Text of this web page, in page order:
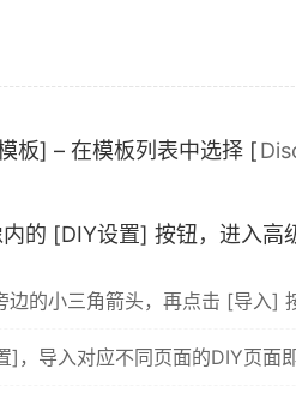
板] – 在模板列表中选择 [
的 [DIY设置] 按钮，进入高
的小三角箭头，再点击 [导入]
]，导入对应不同页面的DIY页面